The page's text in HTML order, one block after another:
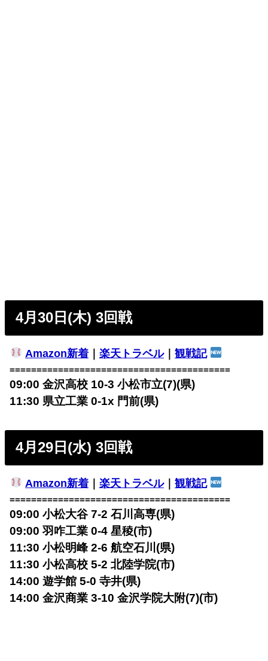
4月30日(木) 3回戦
Amazon新着｜ 楽天トラベル｜ 観戦記
=========================================
09:00 金沢高校 10-3 小松市立(7)(県)
11:30 県立工業 0-1x 門前(県)
4月29日(水) 3回戦
Amazon新着｜ 楽天トラベル｜ 観戦記
=========================================
09:00 小松大谷 7-2 石川高専(県)
09:00 羽咋工業 0-4 星稜(市)
11:30 小松明峰 2-6 航空石川(県)
11:30 小松高校 5-2 北陸学院(市)
14:00 遊学館 5-0 寺井(県)
14:00 金沢商業 3-10 金沢学院大附(7)(市)